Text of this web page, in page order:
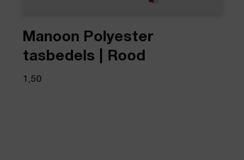
Manoon Polyester
tasbedels | Rood
1,50